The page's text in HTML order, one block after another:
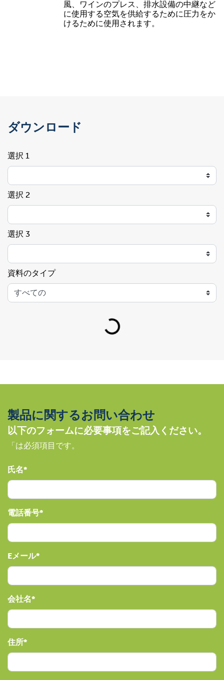
風、ワインのプレス、排水設備の中継など
に使用する空気を供給するために圧力をか
けるために使用されます。
ダウンロード
選択 1
選択 2
選択 3
資料のタイプ
Loading...
製品に関するお問い合わせ
以下のフォームに必要事項をご記入ください。
「は必須項目です。
氏名
電話番号
Eメール
会社名
住所